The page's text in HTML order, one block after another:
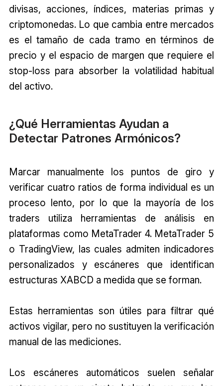
divisas, acciones, índices, materias primas y
criptomonedas. Lo que cambia entre mercados
es el tamaño de cada tramo en términos de
precio y el espacio de margen que requiere el
stop-loss para absorber la volatilidad habitual
del activo.
¿Qué Herramientas Ayudan a
Detectar Patrones Armónicos?
Marcar manualmente los puntos de giro y
verificar cuatro ratios de forma individual es un
proceso lento, por lo que la mayoría de los
traders utiliza herramientas de análisis en
plataformas como MetaTrader 4. MetaTrader 5
o TradingView, las cuales admiten indicadores
personalizados y escáneres que identifican
estructuras XABCD a medida que se forman.
Estas herramientas son útiles para filtrar qué
activos vigilar, pero no sustituyen la verificación
manual de las mediciones.
Los escáneres automáticos suelen señalar